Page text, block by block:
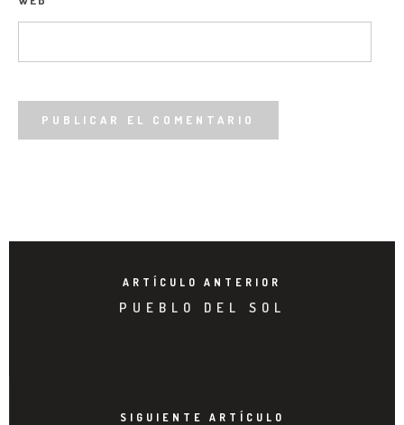
ARTÍCULO ANTERIOR
PUEBLO DEL SOL
SIGUIENTE ARTÍCULO